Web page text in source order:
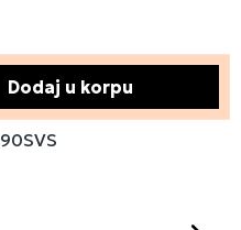
željenu
Dodaj u korpu